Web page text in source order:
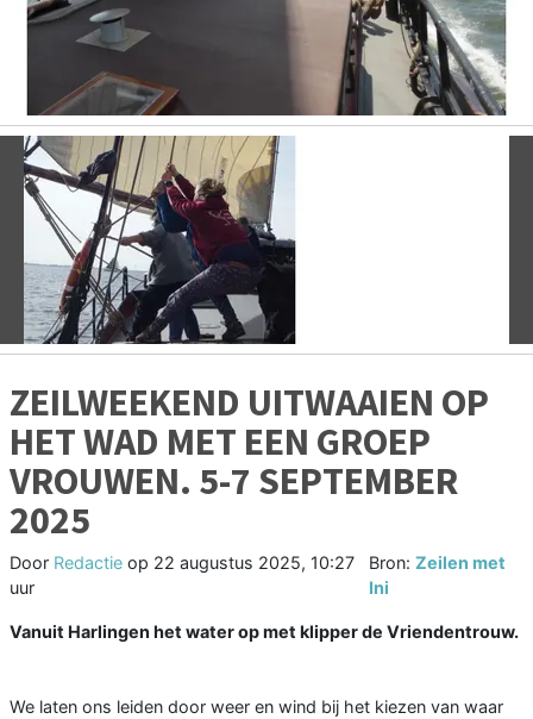
Vorige
ZEILWEEKEND UITWAAIEN OP
HET WAD MET EEN GROEP
VROUWEN. 5-7 SEPTEMBER
2025
Door Redactie op 22 augustus 2025, 10:27
uur
Bron:Zeilen met
Ini
Vanuit Harlingen het water op met klipper de Vriendentrouw.
We laten ons leiden door weer en wind bij het kiezen van waar